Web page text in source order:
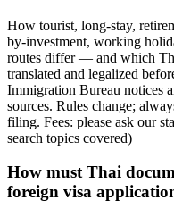
How tourist, long-stay,
by-investment, working
routes differ — and which
translated and legalized
Immigration Bureau notices
sources. Rules change;
filing. Fees: please ask our
search topics covered)
How must Thai
foreign visa